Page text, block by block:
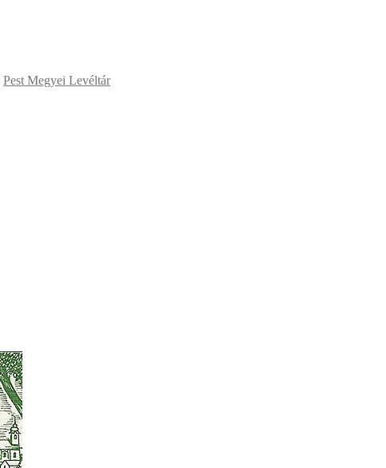
Pest Megyei Levéltár